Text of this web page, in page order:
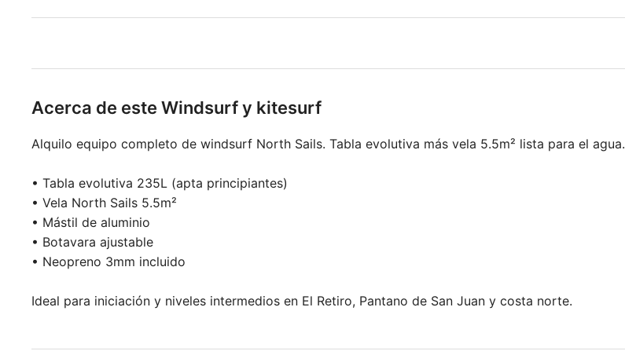
Acerca de este Windsurf y kitesurf
Alquilo equipo completo de windsurf North Sails. Tabla evolutiva más vela 5.5m² lista para el agua.
• Tabla evolutiva 235L (apta principiantes)
• Vela North Sails 5.5m²
• Mástil de aluminio
• Botavara ajustable
• Neopreno 3mm incluido
Ideal para iniciación y niveles intermedios en El Retiro, Pantano de San Juan y costa norte.